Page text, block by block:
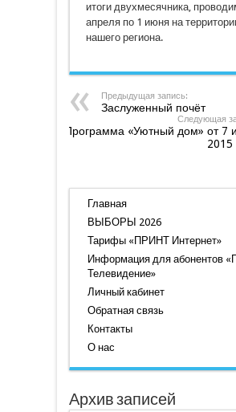
итоги двухмесячника,
апреля по 1 июня на
нашего региона.
Предыдущая запись:
Заслуженный почёт
Следующая
Программа «Уютный дом» от 7
2015
Главная
ВЫБОРЫ 2026
Тарифы «ПРИНТ Интернет»
Информация для абонентов
Телевидение»
Личный кабинет
Обратная связь
Контакты
О нас
Архив записей